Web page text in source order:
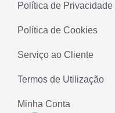
Política de Privacidade
Política de Cookies
Serviço ao Cliente
Termos de Utilização
Minha Conta